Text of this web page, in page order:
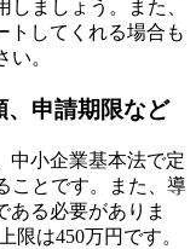
ましょう。また、
トしてくれる場合も
。
、申請期限など
中小企業基本法で定
ことです。また、導
ある必要がありま
限は450万円です。